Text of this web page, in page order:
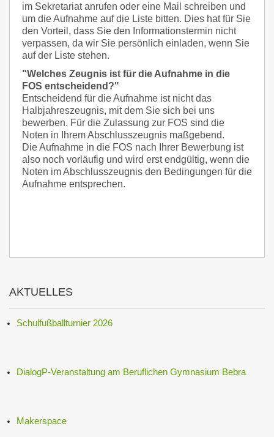
im Sekretariat anrufen oder eine Mail schreiben und
um die Aufnahme auf die Liste bitten. Dies hat für Sie
den Vorteil, dass Sie den Informationstermin nicht
verpassen, da wir Sie persönlich einladen, wenn Sie
auf der Liste stehen.
"Welches Zeugnis ist für die Aufnahme in die
FOS entscheidend?"
Entscheidend für die Aufnahme ist nicht das
Halbjahreszeugnis, mit dem Sie sich bei uns
bewerben. Für die Zulassung zur FOS sind die
Noten in Ihrem Abschlusszeugnis maßgebend.
Die Aufnahme in die FOS nach Ihrer Bewerbung ist
also noch vorläufig und wird erst endgültig, wenn die
Noten im Abschlusszeugnis den Bedingungen für die
Aufnahme entsprechen.
AKTUELLES
Schulfußballturnier 2026
DialogP-Veranstaltung am Beruflichen Gymnasium Bebra
Makerspace